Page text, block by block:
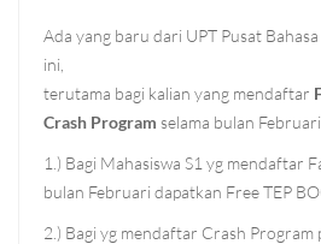
Ada yang baru dari UPT Pusat
ini,
terutama bagi kalian yang mendaftar
Crash Program selama bulan
1.) Bagi Mahasiswa S1 yg mendaftar
bulan Februari dapatkan Free TEP
2.) Bagi yg mendaftar Crash Program